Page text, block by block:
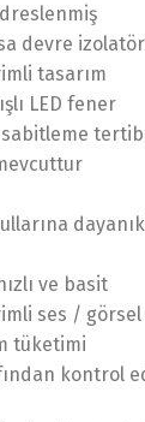
devre
tasarım
LED fener
ve basit
ses /
tüketimi
kontrol